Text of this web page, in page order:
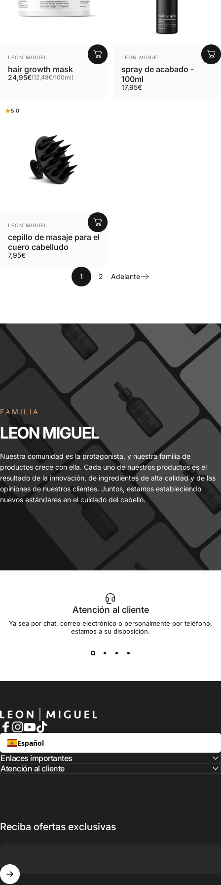
Proveedor:
LEON MIGUEL
hair growth mask
24,95€
Grundpreis
(12,48€/
pro 100ml)
Proveedor:
LEON MIGUEL
spray de acabado -
100ml
17,95€
5.0
Proveedor:
LEON MIGUEL
cepillo de masaje para el
cuero cabelludo
7,95€
1 2 Adelante
FAMILIA
LEONMIGUEL
Nuestra comunidad es la protagonista, y nuestra familia de
productos crece con ella. Cada uno de nuestros productos es el
resultado de la innovación, de ingredientes de alta calidad y de las
opiniones de nuestros clientes. Juntos, estamos estableciendo
nuevos estándares en el cuidado del cabello.
Atención al cliente
Ya sea por chat, correo electrónico o personalmente por teléfono,
estamos a su disposición.
LEON MIGUEL
Facebook
Instagram
Español
Enlaces importantes
Atención al cliente
Reciba ofertas exclusivas